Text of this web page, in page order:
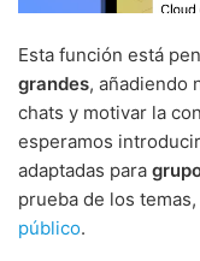
Esta función está
grandes, añadiendo
chats y motivar la
esperamos
adaptadas para
prueba de los
público.